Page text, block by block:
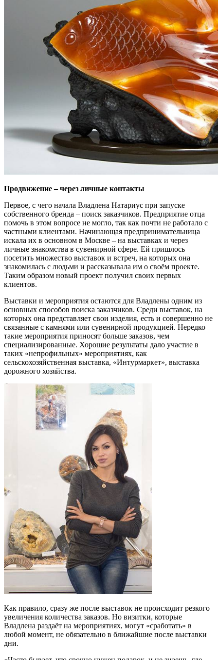
Продвижение – через личные контакты
Первое, с чего начала Владлена Натариус при запуске
собственного бренда – поиск заказчиков. Предприятие отца
помочь в этом вопросе не могло, так как почти не работало с
частными клиентами. Начинающая предпринимательница
искала их в основном в Москве – на выставках и через
личные знакомства в сувенирной сфере. Ей пришлось
посетить множество выставок и встреч, на которых она
знакомилась с людьми и рассказывала им о своём проекте.
Таким образом новый проект получил своих первых
клиентов.
Выставки и мероприятия остаются для Владлены одним из
основных способов поиска заказчиков. Среди выставок, на
которых она представляет свои изделия, есть и совершенно не
связанные с камнями или сувенирной продукцией. Нередко
такие мероприятия приносят больше заказов, чем
специализированные. Хорошие результаты дало участие в
таких «непрофильных» мероприятиях, как
сельскохозяйственная выставка, «Интурмаркет», выставка
дорожного хозяйства.
Как правило, сразу же после выставок не происходит резкого
увеличения количества заказов. Но визитки, которые
Владлена раздаёт на мероприятиях, могут «сработать» в
любой момент, не обязательно в ближайшие после выставки
дни.